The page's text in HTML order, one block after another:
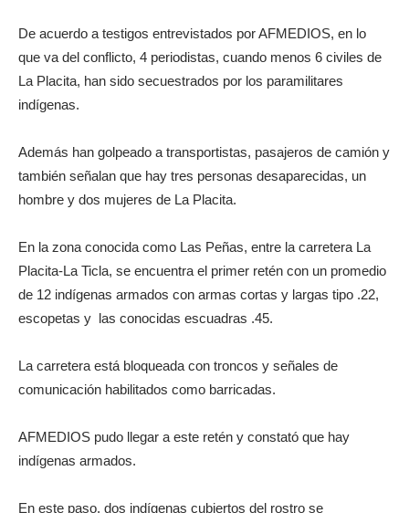
De acuerdo a testigos entrevistados por AFMEDIOS, en lo
que va del conflicto, 4 periodistas, cuando menos 6 civiles de
La Placita, han sido secuestrados por los paramilitares
indígenas.
Además han golpeado a transportistas, pasajeros de camión y
también señalan que hay tres personas desaparecidas, un
hombre y dos mujeres de La Placita.
En la zona conocida como Las Peñas, entre la carretera La
Placita-La Ticla, se encuentra el primer retén con un promedio
de 12 indígenas armados con armas cortas y largas tipo .22,
escopetas y las conocidas escuadras .45.
La carretera está bloqueada con troncos y señales de
comunicación habilitados como barricadas.
AFMEDIOS pudo llegar a este retén y constató que hay
indígenas armados.
En este paso, dos indígenas cubiertos del rostro se